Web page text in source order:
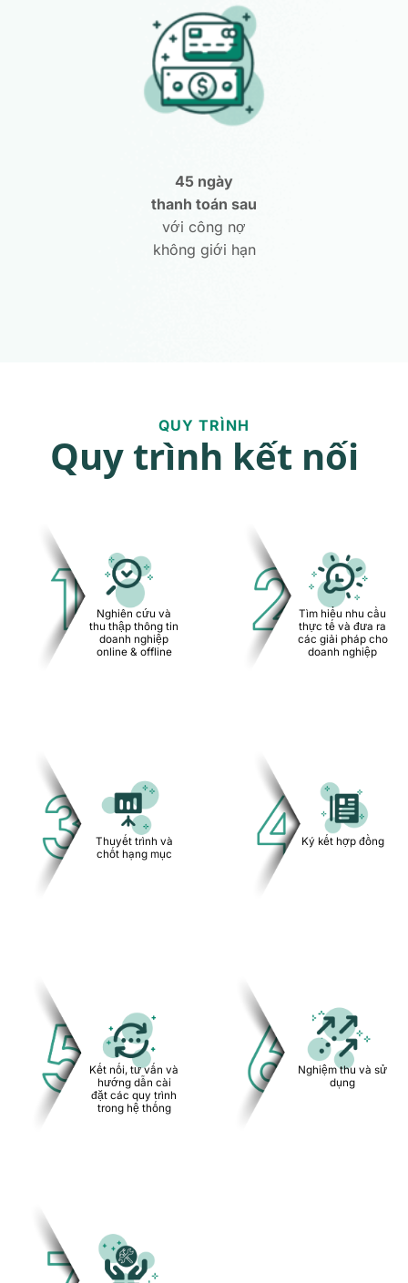
45 ngày
thanh toán sau
với công nợ
không giới hạn
QUY TRÌNH
Quy trình kết nối
Nghiên cứu và
thu thập thông tin
doanh nghiệp
online & offline
Tìm hiểu nhu cầu
thực tế và đưa ra
các giải pháp cho
doanh nghiệp
Thuyết trình và
chốt hạng mục
Ký kết hợp đồng
Kết nối, tư vấn và
hướng dẫn cài
đặt các quy trình
trong hệ thống
Nghiệm thu và sử
dụng